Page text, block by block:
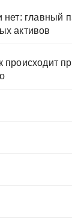
главный
активов